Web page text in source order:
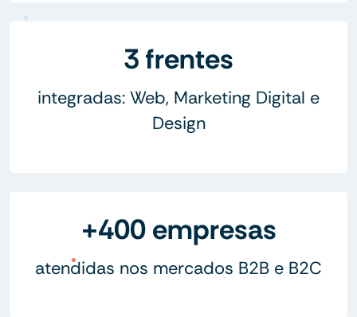
3 frentes
integradas: Web, Marketing Digital e
Design
+400 empresas
atendidas nos mercados B2B e B2C